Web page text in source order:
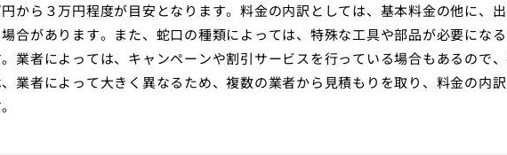
から３万円程度が目安となります。料金の内訳としては、基本料金の他に、
合があります。また、蛇口の種類によっては、特殊な工具や部品が必要にな
業者によっては、キャンペーンや割引サービスを行っている場合もあるので
業者によって大きく異なるため、複数の業者から見積もりを取り、料金の内